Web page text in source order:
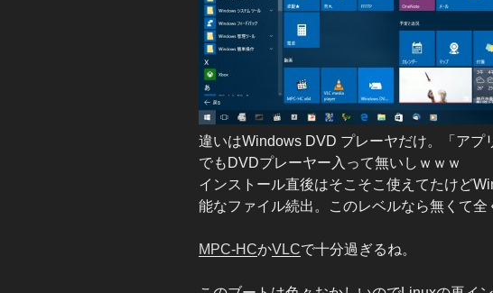
違いはWindows DVD プレーヤだけ。「アプ
でもDVDプレーヤー入って無いしｗｗｗ
インストール直後はそこそこ使えてたけど
能なファイル続出。このレベルなら無くて全
MPC-HCかVLCで十分過ぎるね。